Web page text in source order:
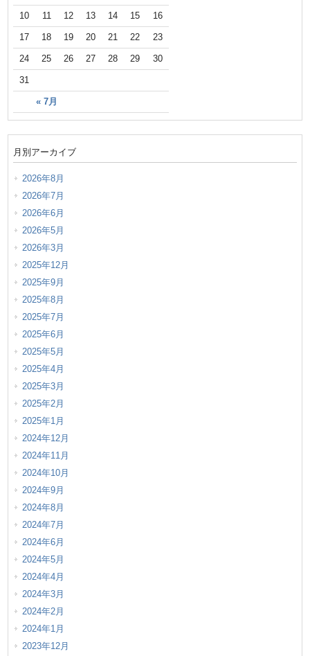
« 7月
10 11 12 13 14 15 16
17 18 19 20 21 22 23
24 25 26 27 28 29 30
31
月別アーカイブ
2026年8月
2026年7月
2026年6月
2026年5月
2026年3月
2025年12月
2025年9月
2025年8月
2025年7月
2025年6月
2025年5月
2025年4月
2025年3月
2025年2月
2025年1月
2024年12月
2024年11月
2024年10月
2024年9月
2024年8月
2024年7月
2024年6月
2024年5月
2024年4月
2024年3月
2024年2月
2024年1月
2023年12月